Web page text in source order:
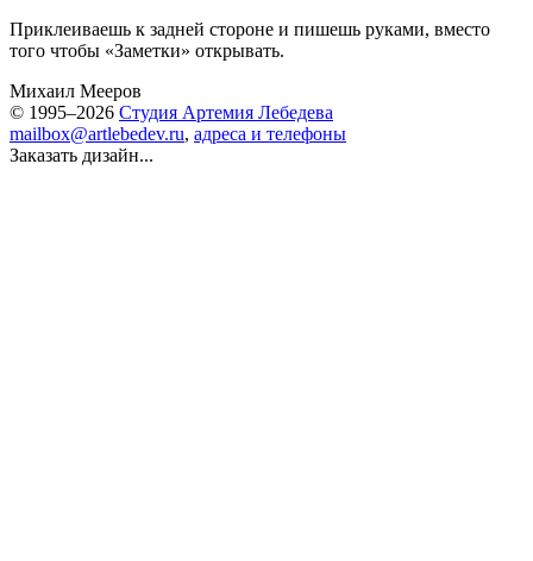
Приклеиваешь к задней стороне и пишешь руками, вместо
того чтобы «Заметки» открывать.
Михаил Мееров
© 1995–2026 Студия Артемия Лебедева
mailbox@artlebedev.ru, адреса и телефоны
Заказать дизайн...